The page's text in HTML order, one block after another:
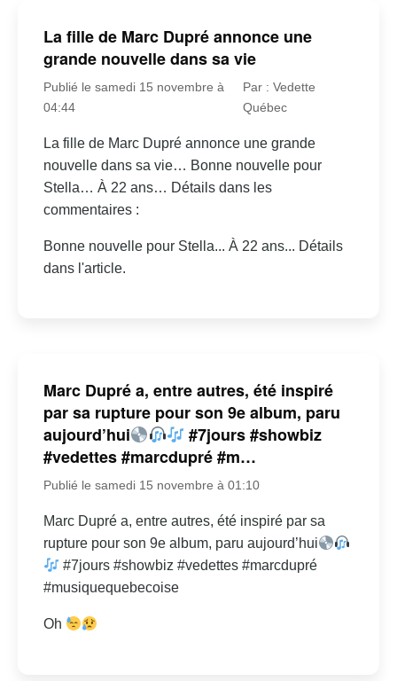
La fille de Marc Dupré annonce une
grande nouvelle dans sa vie
Publié le samedi 15 novembre à
04:44
Par : Vedette
Québec
La fille de Marc Dupré annonce une grande
nouvelle dans sa vie… Bonne nouvelle pour
Stella… À 22 ans… Détails dans les
commentaires :
Bonne nouvelle pour Stella... À 22 ans... Détails
dans l'article.
Marc Dupré a, entre autres, été inspiré
par sa rupture pour son 9e album, paru
aujourd’hui
#7jours #showbiz
#vedettes #marcdupré #m…
Publié le samedi 15 novembre à 01:10
Marc Dupré a, entre autres, été inspiré par sa
rupture pour son 9e album, paru aujourd’hui
#7jours #showbiz #vedettes #marcdupré
#musiquequebecoise
Oh